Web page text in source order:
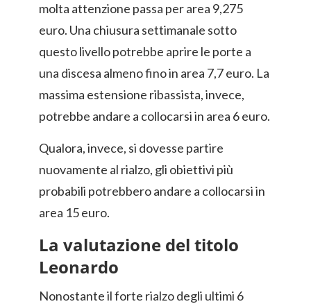
molta attenzione passa per area 9,275
euro. Una chiusura settimanale sotto
questo livello potrebbe aprire le porte a
una discesa almeno fino in area 7,7 euro. La
massima estensione ribassista, invece,
potrebbe andare a collocarsi in area 6 euro.
Qualora, invece, si dovesse partire
nuovamente al rialzo, gli obiettivi più
probabili potrebbero andare a collocarsi in
area 15 euro.
La valutazione del titolo
Leonardo
Nonostante il forte rialzo degli ultimi 6